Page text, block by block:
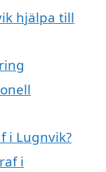
hjälpa till
i Lugnvik?
i